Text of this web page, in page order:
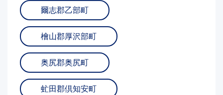
爾志郡乙部町
檜山郡厚沢部町
奥尻郡奥尻町
虻田郡倶知安町